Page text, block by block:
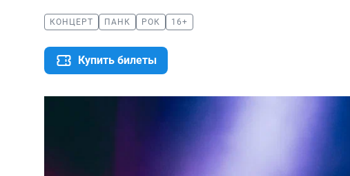
КОНЦЕРТ ПАНК РОК 16+
Купить билеты